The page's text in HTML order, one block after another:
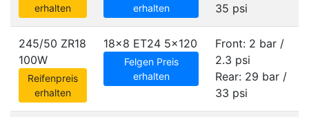
erhalten
erhalten
35 psi
245/50 ZR18
100W
Reifenpreis
erhalten
18x8 ET24 5x120
Felgen Preis
erhalten
Front: 2 bar /
2.3 psi
Rear: 29 bar /
33 psi